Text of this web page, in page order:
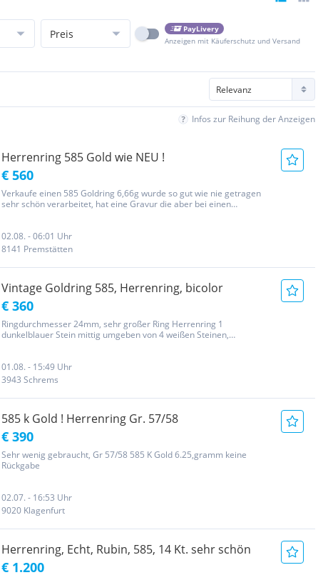
Preis
PayLivery
Anzeigen mit Käuferschutz und Versand
Infos zur Reihung der Anzeigen
Herrenring 585 Gold wie NEU !
€ 560
Verkaufe einen 585 Goldring 6,66g wurde so gut wie nie getragen
sehr schön verarbeitet, hat eine Gravur die aber bei einen
02.08. - 06:01 Uhr
8141 Premstätten
Vintage Goldring 585, Herrenring, bicolor
€ 360
Ringdurchmesser 24mm, sehr großer Ring Herrenring 1
dunkelblauer Stein mittig umgeben von 4 weißen Steinen,
01.08. - 15:49 Uhr
3943 Schrems
585 k Gold ! Herrenring Gr. 57/58
€ 390
Sehr wenig gebraucht, Gr 57/58 585 K Gold 6.25,gramm keine
Rückgabe
02.07. - 16:53 Uhr
9020 Klagenfurt
Herrenring, Echt, Rubin, 585, 14 Kt. sehr schön
€ 1.200